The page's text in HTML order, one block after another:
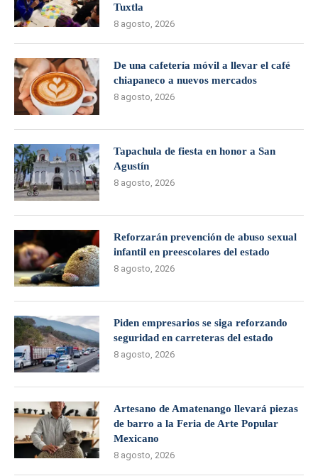
Tuxtla
8 agosto, 2026
De una cafetería móvil a llevar el café
chiapaneco a nuevos mercados
8 agosto, 2026
Tapachula de fiesta en honor a San
Agustín
8 agosto, 2026
Reforzarán prevención de abuso sexual
infantil en preescolares del estado
8 agosto, 2026
Piden empresarios se siga reforzando
seguridad en carreteras del estado
8 agosto, 2026
Artesano de Amatenango llevará piezas
de barro a la Feria de Arte Popular
Mexicano
8 agosto, 2026